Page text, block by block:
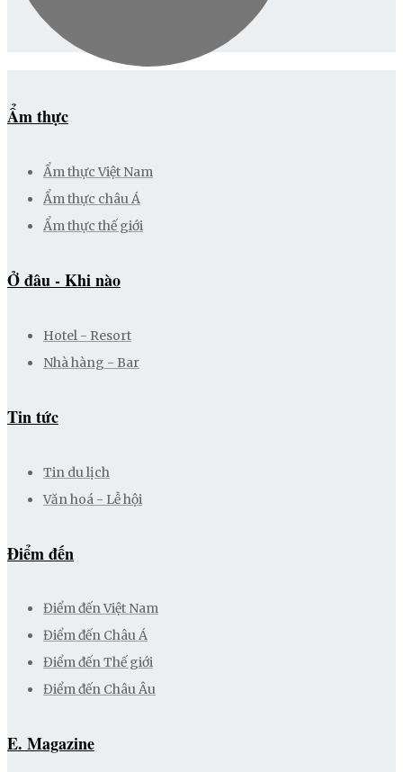
Ẩm thực
Ẩm thực Việt Nam
Ẩm thực châu Á
Ẩm thực thế giới
Ở đâu - Khi nào
Hotel - Resort
Nhà hàng - Bar
Tin tức
Tin du lịch
Văn hoá - Lễ hội
Điểm đến
Điểm đến Việt Nam
Điểm đến Châu Á
Điểm đến Thế giới
Điểm đến Châu Âu
E. Magazine